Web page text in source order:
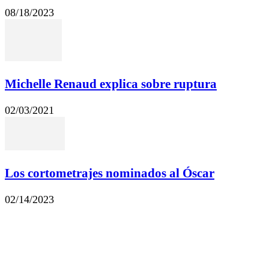
08/18/2023
Michelle Renaud explica sobre ruptura
02/03/2021
Los cortometrajes nominados al Óscar
02/14/2023